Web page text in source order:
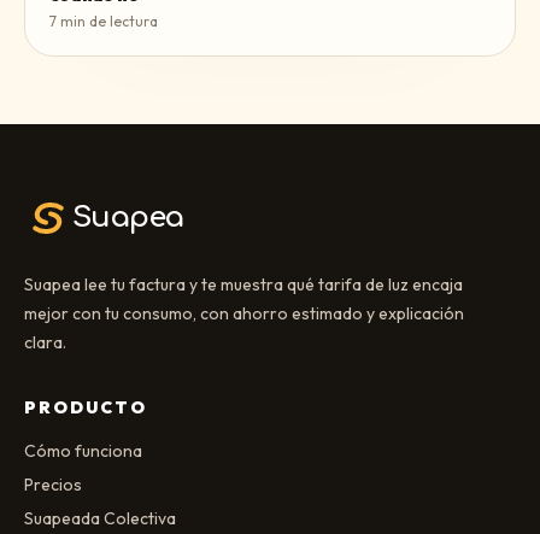
7 min de lectura
Suapea
Suapea lee tu factura y te muestra qué tarifa de luz encaja
mejor con tu consumo, con ahorro estimado y explicación
clara.
PRODUCTO
Cómo funciona
Precios
Suapeada Colectiva